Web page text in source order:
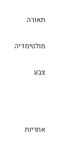
תאורה
מולטימדיה
צבע
אחריות